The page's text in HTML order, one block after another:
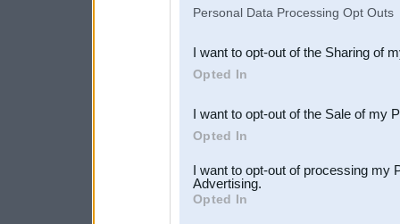
Downstream Participants
third parties.
Personal Data Processing Opt Outs
I want to opt-out of the Sharing of
Opted In
I want to opt-out of the Sale of my
Opted In
I want to opt-out of processing my
Advertising.
Opted In